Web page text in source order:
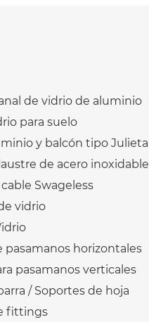
de vidrio de aluminio
para suelo
y balcón tipo Julieta
de acero inoxidable
Swageless
vidrio
pasamanos horizontales
pasamanos verticales
/ Soportes de hoja
fittings